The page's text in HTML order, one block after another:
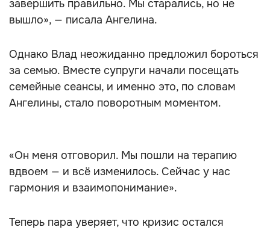
завершить правильно. Мы старались, но не
вышло», — писала Ангелина.
Однако Влад неожиданно предложил бороться
за семью. Вместе супруги начали посещать
семейные сеансы, и именно это, по словам
Ангелины, стало поворотным моментом.
«Он меня отговорил. Мы пошли на терапию
вдвоем — и всё изменилось. Сейчас у нас
гармония и взаимопонимание».
Теперь пара уверяет, что кризис остался